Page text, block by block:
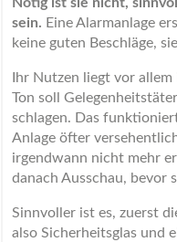
Nötig ist sie nicht,
sein. Eine Alarmanlage
keine guten Beschläge,
Ihr Nutzen liegt vor
Ton soll
schlagen. Das
Anlage öfter
irgendwann nicht mehr
danach Ausschau, bevor
Sinnvoller ist es, zuerst
also Sicherheitsglas und